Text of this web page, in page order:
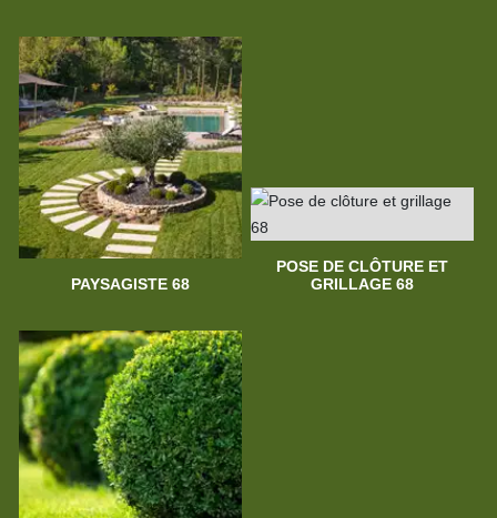
PAYSAGISTE 68
POSE DE CLÔTURE ET
GRILLAGE 68